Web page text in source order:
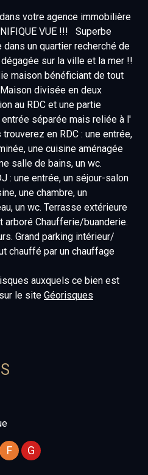
votre agence immobilière
VUE !!! Superbe
un quartier recherché de
sur la ville et la mer !!
maison bénéficiant de tout
divisée en deux
au RDC et une partie
séparée mais reliée à l'
en RDC : une entrée,
une cuisine aménagée
salle de bains, un wc.
: une entrée, un séjour-salon
une chambre, un
un wc. Terrasse extérieure
Chaufferie/buanderie.
Grand parking intérieur/
chauffé par un chauffage
auxquels ce bien est
le site Géorisques
F G